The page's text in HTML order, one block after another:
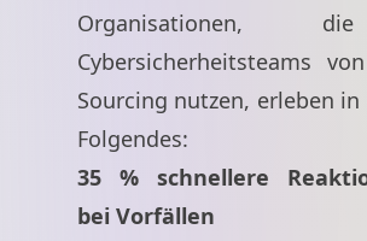
Organisationen,
Cybersicherheitsteams
Sourcing nutzen, erleben in
Folgendes:
35 % schnellere
bei Vorfällen